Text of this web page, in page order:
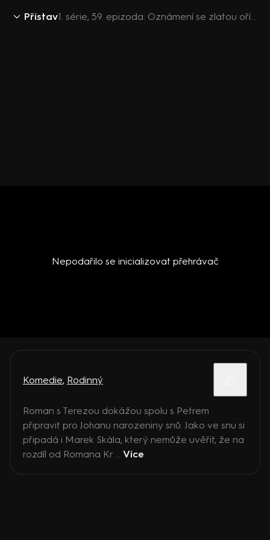
Přístav 1. série, 59. epizoda: Oznámení se zlatou ořízkou
Nepodařilo se inicializovat přehrávač
Komedie, Rodinný
Roman s Terezou dokážou spolu s Petrem
připravit pro Johanu narozeniny snů. Jako ve snu si
připadá i Marek Skála, který nemůže uvěřit, že na
rozdíl od Romana Kr ... Více